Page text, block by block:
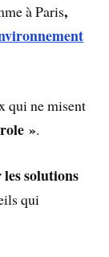
à Paris,
qui ne misent
».
solutions
qui